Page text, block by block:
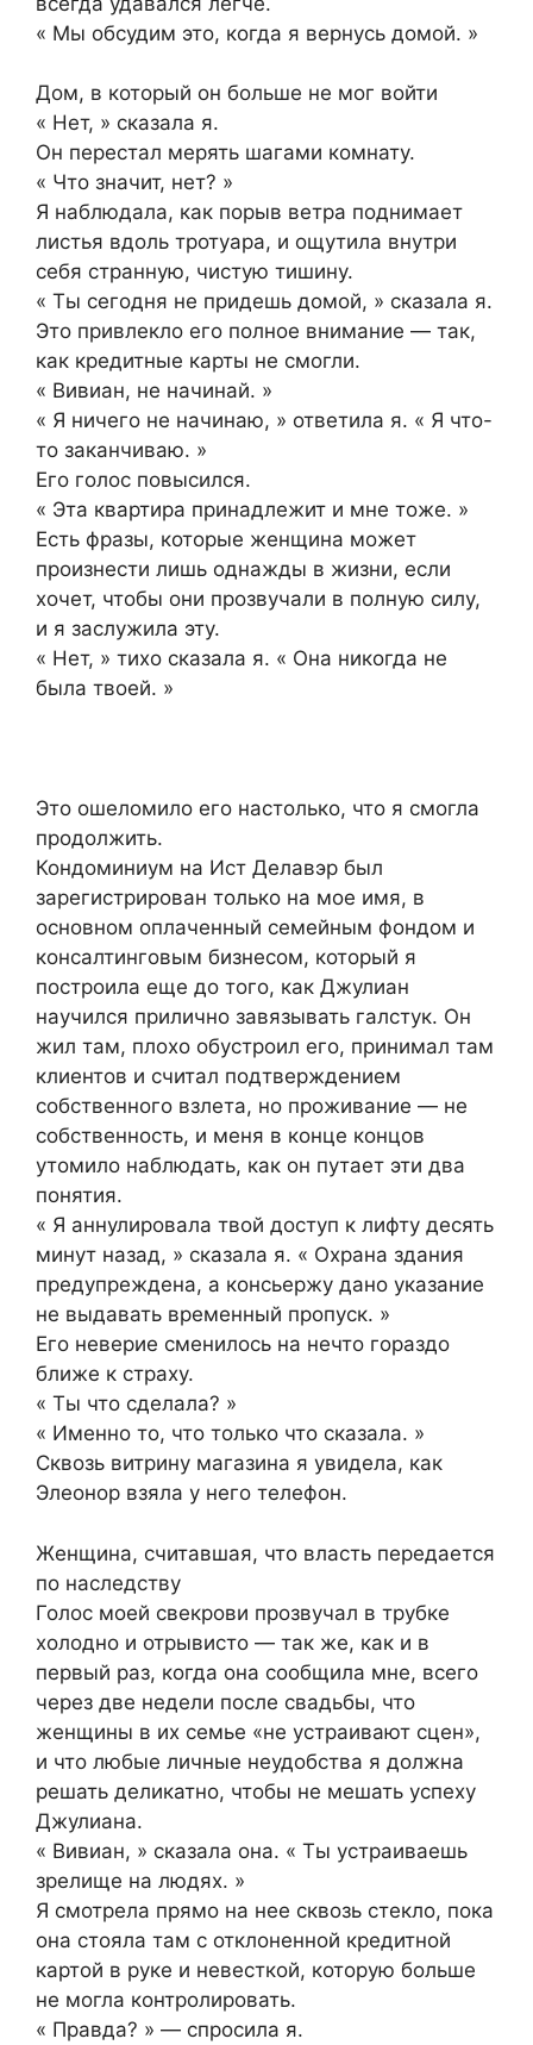
« Мы обсудим это, когда я вернусь домой. »
Дом, в который он больше не мог войти
« Нет, » сказала я.
Он перестал мерять шагами комнату.
« Что значит, нет? »
Я наблюдала, как порыв ветра поднимает
листья вдоль тротуара, и ощутила внутри
себя странную, чистую тишину.
« Ты сегодня не придешь домой, » сказала я.
Это привлекло его полное внимание — так,
как кредитные карты не смогли.
« Вивиан, не начинай. »
« Я ничего не начинаю, » ответила я. « Я что-
то заканчиваю. »
Его голос повысился.
« Эта квартира принадлежит и мне тоже. »
Есть фразы, которые женщина может
произнести лишь однажды в жизни, если
хочет, чтобы они прозвучали в полную силу,
и я заслужила эту.
« Нет, » тихо сказала я. « Она никогда не
была твоей. »
Это ошеломило его настолько, что я смогла
продолжить.
Кондоминиум на Ист Делавэр был
зарегистрирован только на мое имя, в
основном оплаченный семейным фондом и
консалтинговым бизнесом, который я
построила еще до того, как Джулиан
научился прилично завязывать галстук. Он
жил там, плохо обустроил его, принимал там
клиентов и считал подтверждением
собственного взлета, но проживание — не
собственность, и меня в конце концов
утомило наблюдать, как он путает эти два
понятия.
« Я аннулировала твой доступ к лифту десять
минут назад, » сказала я. « Охрана здания
предупреждена, а консьержу дано указание
не выдавать временный пропуск. »
Его неверие сменилось на нечто гораздо
ближе к страху.
« Ты что сделала? »
« Именно то, что только что сказала. »
Сквозь витрину магазина я увидела, как
Элеонор взяла у него телефон.
Женщина, считавшая, что власть передается
по наследству
Голос моей свекрови прозвучал в трубке
холодно и отрывисто — так же, как и в
первый раз, когда она сообщила мне, всего
через две недели после свадьбы, что
женщины в их семье «не устраивают сцен»,
и что любые личные неудобства я должна
решать деликатно, чтобы не мешать успеху
Джулиана.
« Вивиан, » сказала она. « Ты устраиваешь
зрелище на людях. »
Я смотрела прямо на нее сквозь стекло, пока
она стояла там с отклоненной кредитной
картой в руке и невесткой, которую больше
не могла контролировать.
« Правда? » — спросила я.